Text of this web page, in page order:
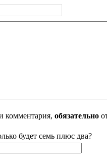
комментария, обязательно
будет семь плюс два?